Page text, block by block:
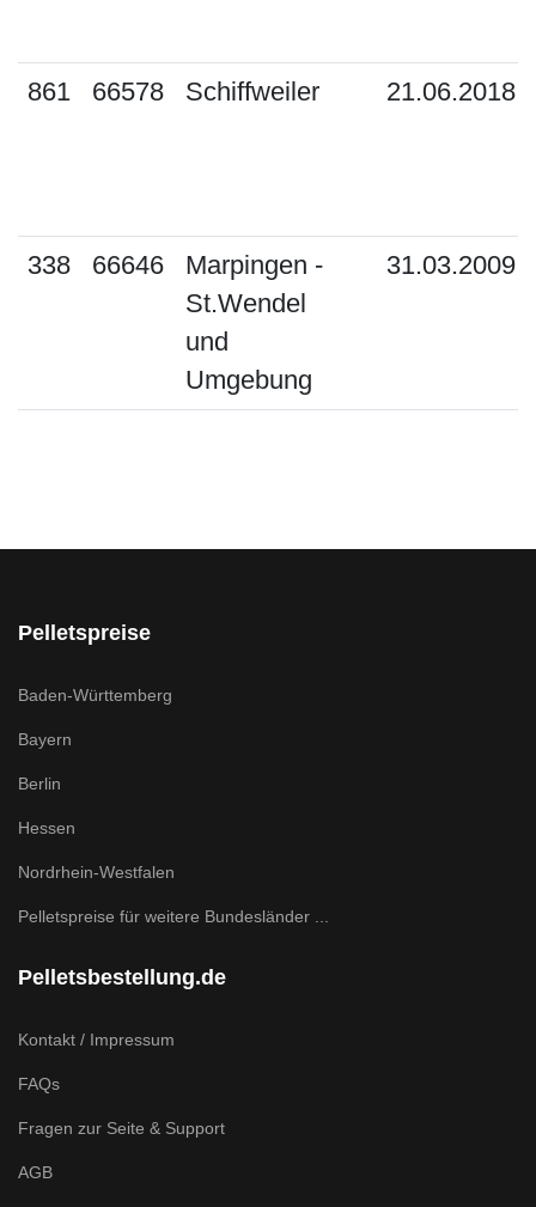
861 66578 Schiffweiler 21.06.2018
338 66646
Marpingen -
St.Wendel
und
Umgebung
31.03.2009
Pelletspreise
Baden-Württemberg
Bayern
Berlin
Hessen
Nordrhein-Westfalen
Pelletspreise für weitere Bundesländer ...
Pelletsbestellung.de
Kontakt / Impressum
FAQs
Fragen zur Seite & Support
AGB